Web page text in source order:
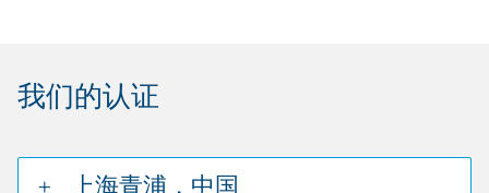
我们的认证
上海青浦，中国